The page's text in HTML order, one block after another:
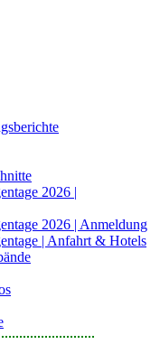
2026 |
2026 | Anmeldung
| Anfahrt & Hotels